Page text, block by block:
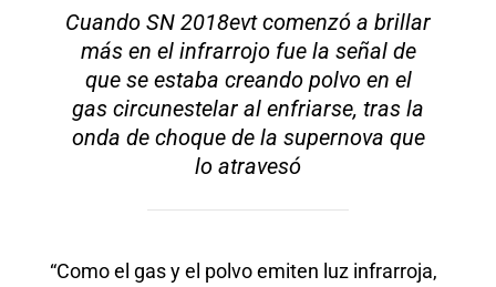
Cuando SN 2018evt comenzó a brillar
más en el infrarrojo fue la señal de
que se estaba creando polvo en el
gas circunestelar al enfriarse, tras la
onda de choque de la supernova que
lo atravesó
“Como el gas y el polvo emiten luz infrarroja,